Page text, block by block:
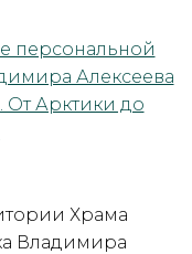
Храма
Владимира